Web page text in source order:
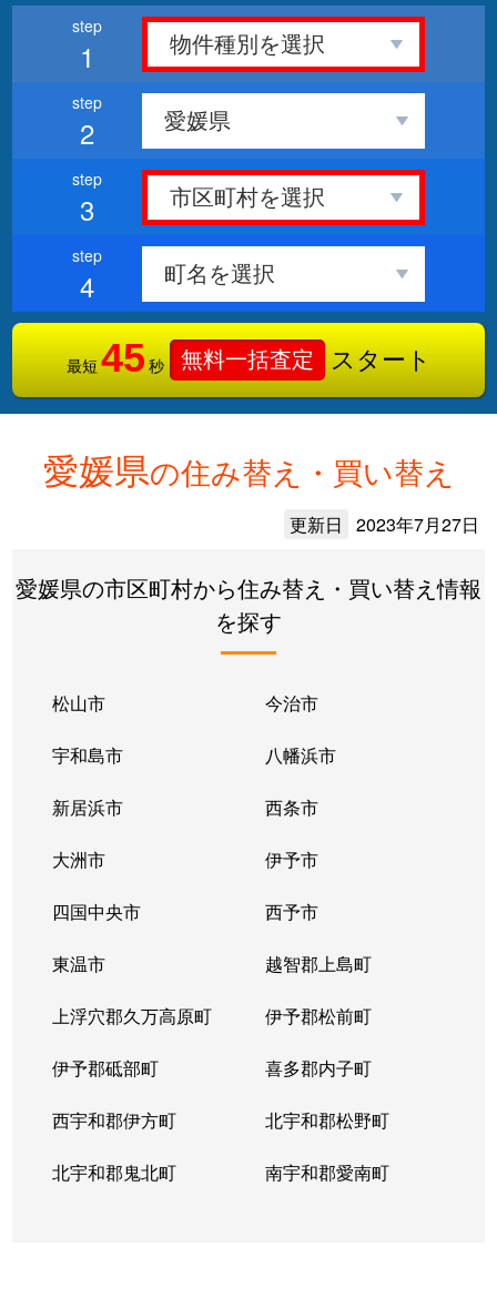
1
2
3
4
最短 45 秒 無料一括査定 スタート
愛媛県の住み替え・買い替え
更新日 2023年7月27日
愛媛県の市区町村から住み替え・買い替え情報
を探す
松山市 今治市
宇和島市 八幡浜市
新居浜市 西条市
大洲市 伊予市
四国中央市 西予市
東温市 越智郡上島町
上浮穴郡久万高原町 伊予郡松前町
伊予郡砥部町 喜多郡内子町
西宇和郡伊方町 北宇和郡松野町
北宇和郡鬼北町 南宇和郡愛南町